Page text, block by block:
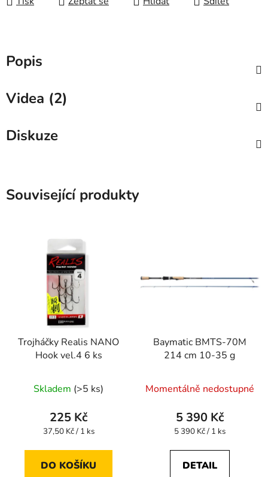
Popis
Videa (2)
Diskuze
Související produkty
Trojháčky Realis NANO
Hook vel.4 6 ks
Skladem (>5 ks)
225 Kč
Měrná
37,50 Kč / 1 ks
DO KOŠÍKU
Baymatic BMTS-70M
214 cm 10-35 g
Momentálně nedostupné
5 390 Kč
Měrná
5 390 Kč / 1 ks
DETAIL